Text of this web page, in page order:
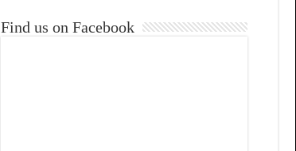
Find us on Facebook